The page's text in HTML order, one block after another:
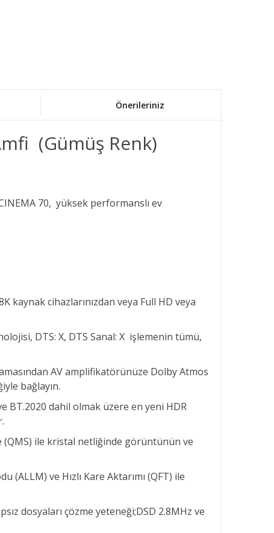
Önerileriniz
(Gümüş Renk)
70, yüksek performanslı ev
kaynak cihazlarınızdan veya Full HD veya
DTS: X, DTS Sanal: X işlemenin tümü,
AV amplifikatörünüze Dolby Atmos
bağlayın.
BT.2020 dahil olmak üzere en yeni HDR
(QMS) ile kristal netliğinde görüntünün ve
ve Hızlı Kare Aktarımı (QFT) ile
dosyaları çözme yeteneği;DSD 2.8MHz ve